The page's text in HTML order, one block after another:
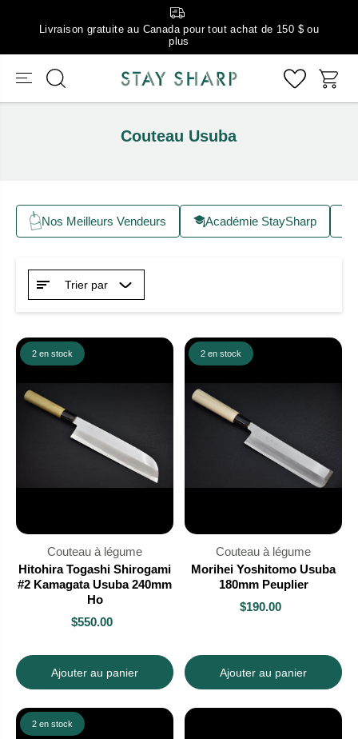
Livraison gratuite au Canada pour tout achat de 150 $ ou
plus
Couteau Usuba
Nos Meilleurs Vendeurs Académie StaySharp
Trier par
2 en stock
Couteau à légume
Hitohira Togashi Shirogami
#2 Kamagata Usuba 240mm
Ho
$550.00
Ajouter au panier
2 en stock
Couteau à légume
Morihei Yoshitomo Usuba
180mm Peuplier
$190.00
Ajouter au panier
2 en stock